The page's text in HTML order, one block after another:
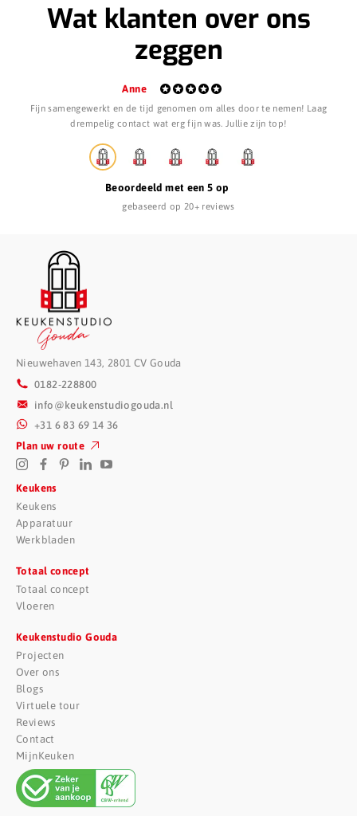
Wat klanten over ons
zeggen
Anne
Fijn samengewerkt en de tijd genomen om alles door te nemen! Laag
drempelig contact wat erg fijn was. Jullie zijn top!
Beoordeeld met een 5 op
gebaseerd op 20+ reviews
Nieuwehaven 143, 2801 CV Gouda
0182-228800
info@keukenstudiogouda.nl
+31 6 83 69 14 36
Plan uw route
Keukens
Keukens
Apparatuur
Werkbladen
Totaal concept
Totaal concept
Vloeren
Keukenstudio Gouda
Projecten
Over ons
Blogs
Virtuele tour
Reviews
Contact
MijnKeuken